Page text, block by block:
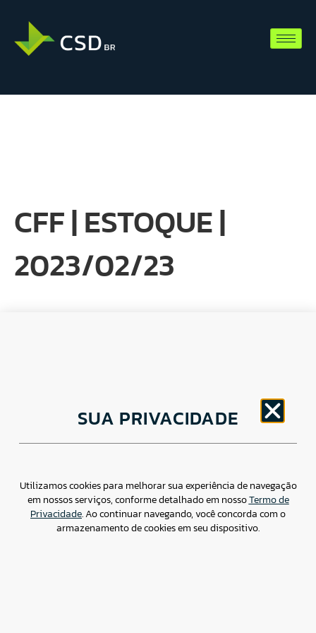
CFF | ESTOQUE |
2023/02/23
Av. Brigadeiro Faria Lima, 1779 – 5oAndar Jardim
Paulistano, São Paulo/ SP – CEP: 01452-914
Assessoria de imprensa: imprensa@csdbr.com
SUA PRIVACIDADE
Utilizamos cookies para melhorar sua experiência de navegação
em nossos serviços, conforme detalhado em nossoTermo de
Privacidade. Ao continuar navegando, você concorda com o
armazenamento de cookies em seu dispositivo.